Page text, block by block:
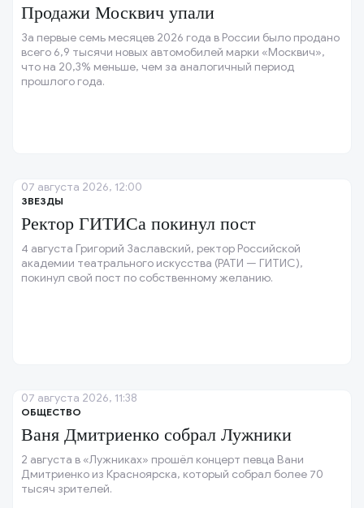
Продажи Москвич упали
За первые семь месяцев 2026 года в России было продано
всего 6,9 тысячи новых автомобилей марки «Москвич»,
что на 20,3% меньше, чем за аналогичный период
прошлого года.
ЗВЕЗДЫ
Ректор ГИТИСа покинул пост
4 августа Григорий Заславский, ректор Российской
академии театрального искусства (РАТИ — ГИТИС),
покинул свой пост по собственному желанию.
07 августа 2026, 12:00
ОБЩЕСТВО
Ваня Дмитриенко собрал Лужники
2 августа в «Лужниках» прошёл концерт певца Вани
Дмитриенко из Красноярска, который собрал более 70
тысяч зрителей.
07 августа 2026, 11:38